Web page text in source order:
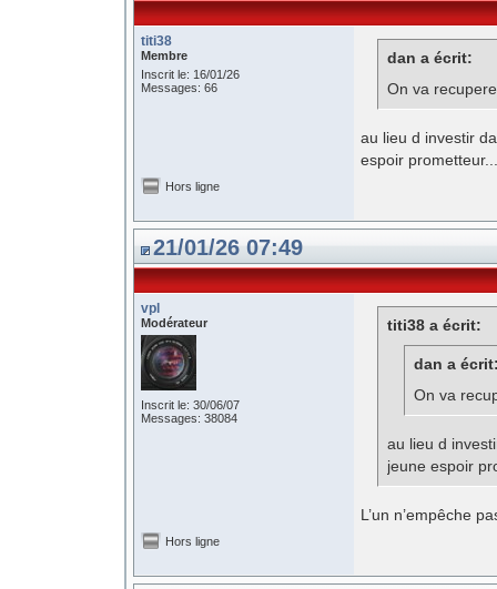
titi38
Membre
Inscrit le: 16/01/26
Messages: 66
dan a écrit:
On va
au lieu d investir
espoir
Hors ligne
21/01/26 07:49
vpl
Modérateur
Inscrit le: 30/06/07
Messages: 38084
titi38 a écrit:
dan a
On va
au lieu d
jeune espoir
L’un n’empêche
Hors ligne